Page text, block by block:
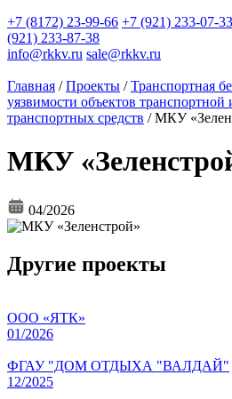
+7 (8172) 23-99-66 +7 (921) 233-07-33
(921) 233-87-38
info@rkkv.ru sale@rkkv.ru
Главная /Проекты /Транспортная
уязвимости объектов
транспортных средств /МКУ
МКУ
04/2026
Другие проекты
ООО «ЯТК»
01/2026
ФГАУ "ДОМ ОТДЫХА "ВАЛДАЙ"
12/2025